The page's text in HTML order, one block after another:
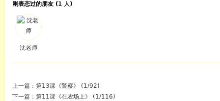
刚表态过的朋友 (1 人)
沈老师
上一篇： 第13课《警察》 (1/92)
下一篇： 第11课《在农场上》 (1/116)